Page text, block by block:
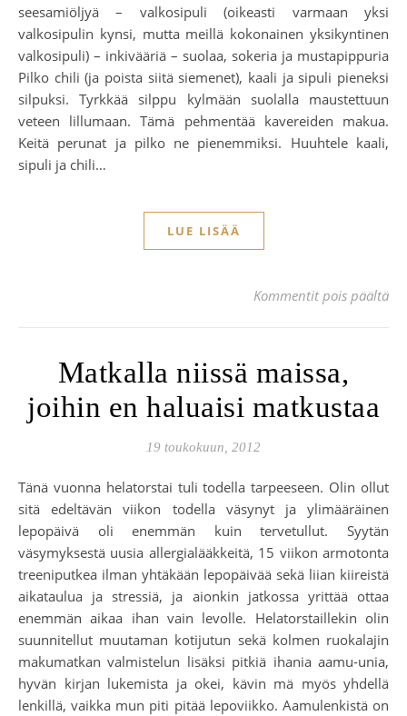
seesamiöljyä – valkosipuli (oikeasti varmaan yksi
valkosipulin kynsi, mutta meillä kokonainen yksikyntinen
valkosipuli) – inkivääriä – suolaa, sokeria ja mustapippuria
Pilko chili (ja poista siitä siemenet), kaali ja sipuli pieneksi
silpuksi. Tyrkkää silppu kylmään suolalla maustettuun
veteen lillumaan. Tämä pehmentää kavereiden makua.
Keitä perunat ja pilko ne pienemmiksi. Huuhtele kaali,
sipuli ja chili…
LUE LISÄÄ
Kommentit pois päältä
Matkalla niissä maissa,
joihin en haluaisi matkustaa
19 toukokuun, 2012
Tänä vuonna helatorstai tuli todella tarpeeseen. Olin ollut
sitä edeltävän viikon todella väsynyt ja ylimääräinen
lepopäivä oli enemmän kuin tervetullut. Syytän
väsymyksestä uusia allergialääkkeitä, 15 viikon armotonta
treeniputkea ilman yhtäkään lepopäivää sekä liian kiireistä
aikataulua ja stressiä, ja aionkin jatkossa yrittää ottaa
enemmän aikaa ihan vain levolle. Helatorstaillekin olin
suunnitellut muutaman kotijutun sekä kolmen ruokalajin
makumatkan valmistelun lisäksi pitkiä ihania aamu-unia,
hyvän kirjan lukemista ja okei, kävin mä myös yhdellä
lenkillä, vaikka mun piti pitää lepoviikko. Aamulenkistä on